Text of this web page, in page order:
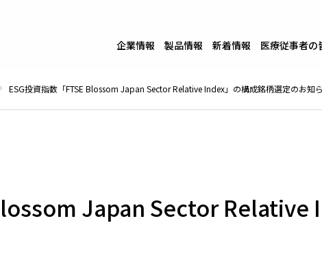
企業情報 製品情報 新着情報 医療従事者の
ESG投資指数「FTSE Blossom Japan Sector Relative Index」の構成銘柄選定のお知
Japan Sector Relative